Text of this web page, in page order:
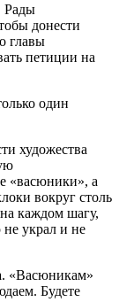
Рады
донести
главы
петиции на
один
художества
«васюники», а
вокруг столь
каждом шагу,
украл и не
«Васюникам»
Будете